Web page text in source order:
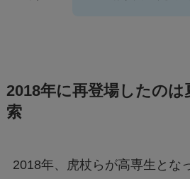
2018年に再登場したの
索
2018年、虎杖らが高専生とな